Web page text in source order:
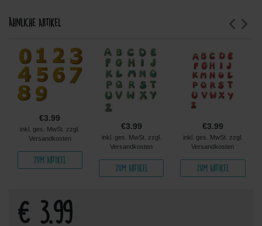
Ähnliche Artikel
€3.99
inkl. ges. MwSt. zzgl.
Versandkosten
Zum Artikel
€3.99
inkl. ges. MwSt. zzgl.
Versandkosten
Zum Artikel
€3.99
inkl. ges. MwSt. zzgl.
Versandkosten
Zum Artikel
€ 3.99